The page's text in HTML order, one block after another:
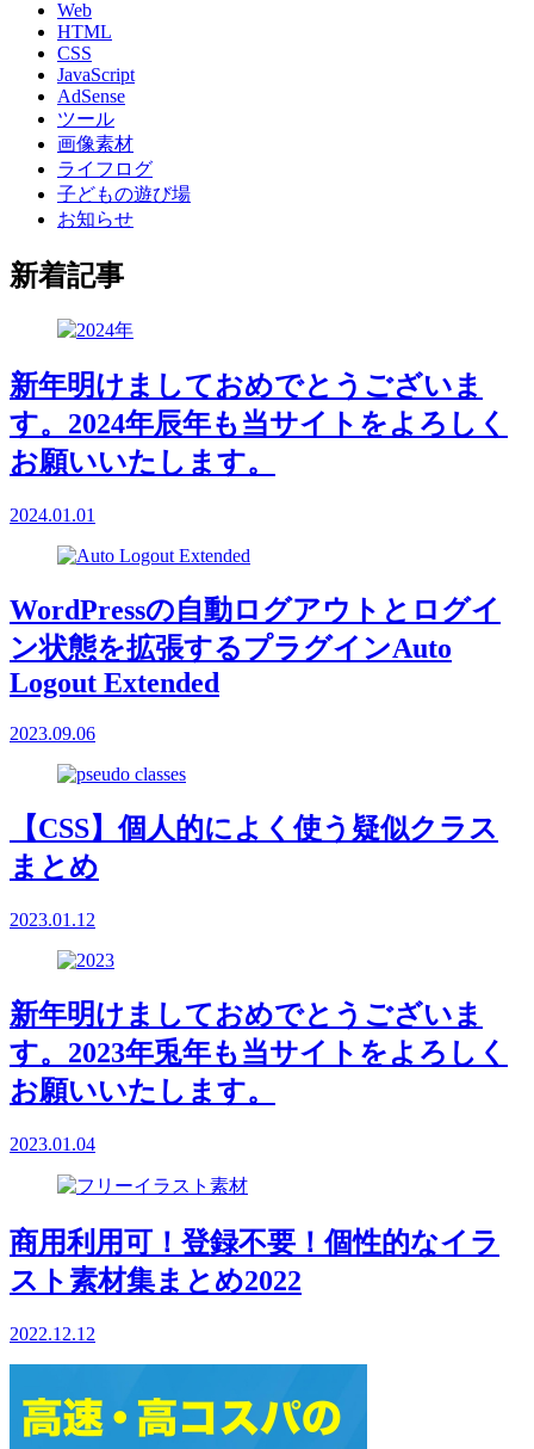
Web
HTML
CSS
JavaScript
AdSense
ツール
画像素材
ライフログ
子どもの遊び場
お知らせ
新着記事
新年明けましておめでとうございま
す。2024年辰年も当サイトをよろしく
お願いいたします。
2024.01.01
WordPressの自動ログアウトとログイ
ン状態を拡張するプラグインAuto
Logout Extended
2023.09.06
【CSS】個人的によく使う疑似クラス
まとめ
2023.01.12
新年明けましておめでとうございま
す。2023年兎年も当サイトをよろしく
お願いいたします。
2023.01.04
商用利用可！登録不要！個性的なイラ
スト素材集まとめ2022
2022.12.12